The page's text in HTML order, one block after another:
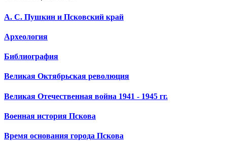
А. С. Пушкин и Псковский край
Археология
Библиография
Великая Октябрьская революция
Великая Отечественная война 1941 - 1945 гг.
Военная история Пскова
Время основания города Пскова